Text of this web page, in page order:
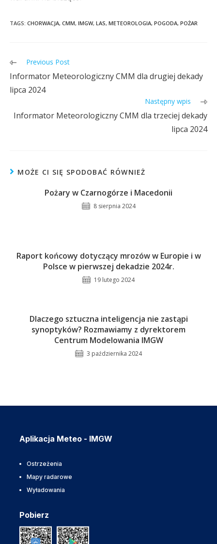
TAGS: CHORWACJA, CMM, IMGW, LAS, METEOROLOGIA, POGODA, POŻAR
Previous Post
Informator Meteorologiczny CMM dla drugiej dekady
lipca 2024
Następny wpis
Informator Meteorologiczny CMM dla trzeciej dekady
lipca 2024
MOŻE CI SIĘ SPODOBAĆ RÓWNIEŻ
Pożary w Czarnogórze i Macedonii
8 sierpnia 2024
Raport końcowy dotyczący mrozów w Europie i w
Polsce w pierwszej dekadzie 2024r.
19 lutego 2024
Dlaczego sztuczna inteligencja nie zastąpi
synoptyków? Rozmawiamy z dyrektorem
Centrum Modelowania IMGW
3 października 2024
Aplikacja Meteo - IMGW
Ostrzeżenia
Mapy radarowe
Wyładowania
Pobierz